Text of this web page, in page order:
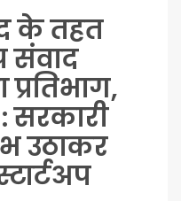
के तहत
संवाद
सरकारी
उठाकर